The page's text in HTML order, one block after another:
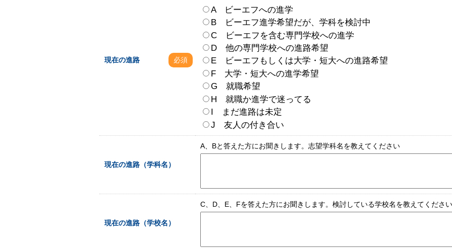
現在の進路 必須
A ビーエフへの進学
B ビーエフ進学希望だが、学科を検討中
C ビーエフを含む専門学校への進学
D 他の専門学校への進路希望
E ビーエフもしくは大学・短大への進路希望
F 大学・短大への進学希望
G 就職希望
H 就職か進学で迷ってる
I まだ進路は未定
J 友人の付き合い
現在の進路（学科名）
A、Bと答えた方にお聞きします。志望学科名を教えてください
現在の進路（学校名）
C、D、E、Fを答えた方にお聞きします。検討している学校名を教えてください